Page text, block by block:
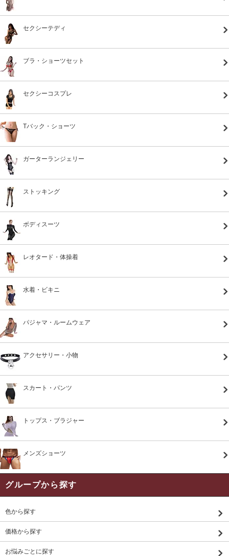
セクシーテディ
ブラ・ショーツセット
セクシーコスプレ
Tバック・ショーツ
ガーターランジェリー
ストッキング
ボディスーツ
レオタード・体操着
水着・ビキニ
パジャマ・ルームウェア
アクセサリー・小物
スカート・パンツ
トップス・ブラジャー
メンズショーツ
グループから探す
色から探す
価格から探す
お悩みごとに探す